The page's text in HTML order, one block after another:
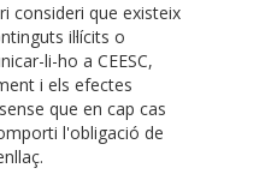
consideri que existeix
il·lícits o
li-ho a CEESC,
i els efectes
que en cap cas
l'obligació de